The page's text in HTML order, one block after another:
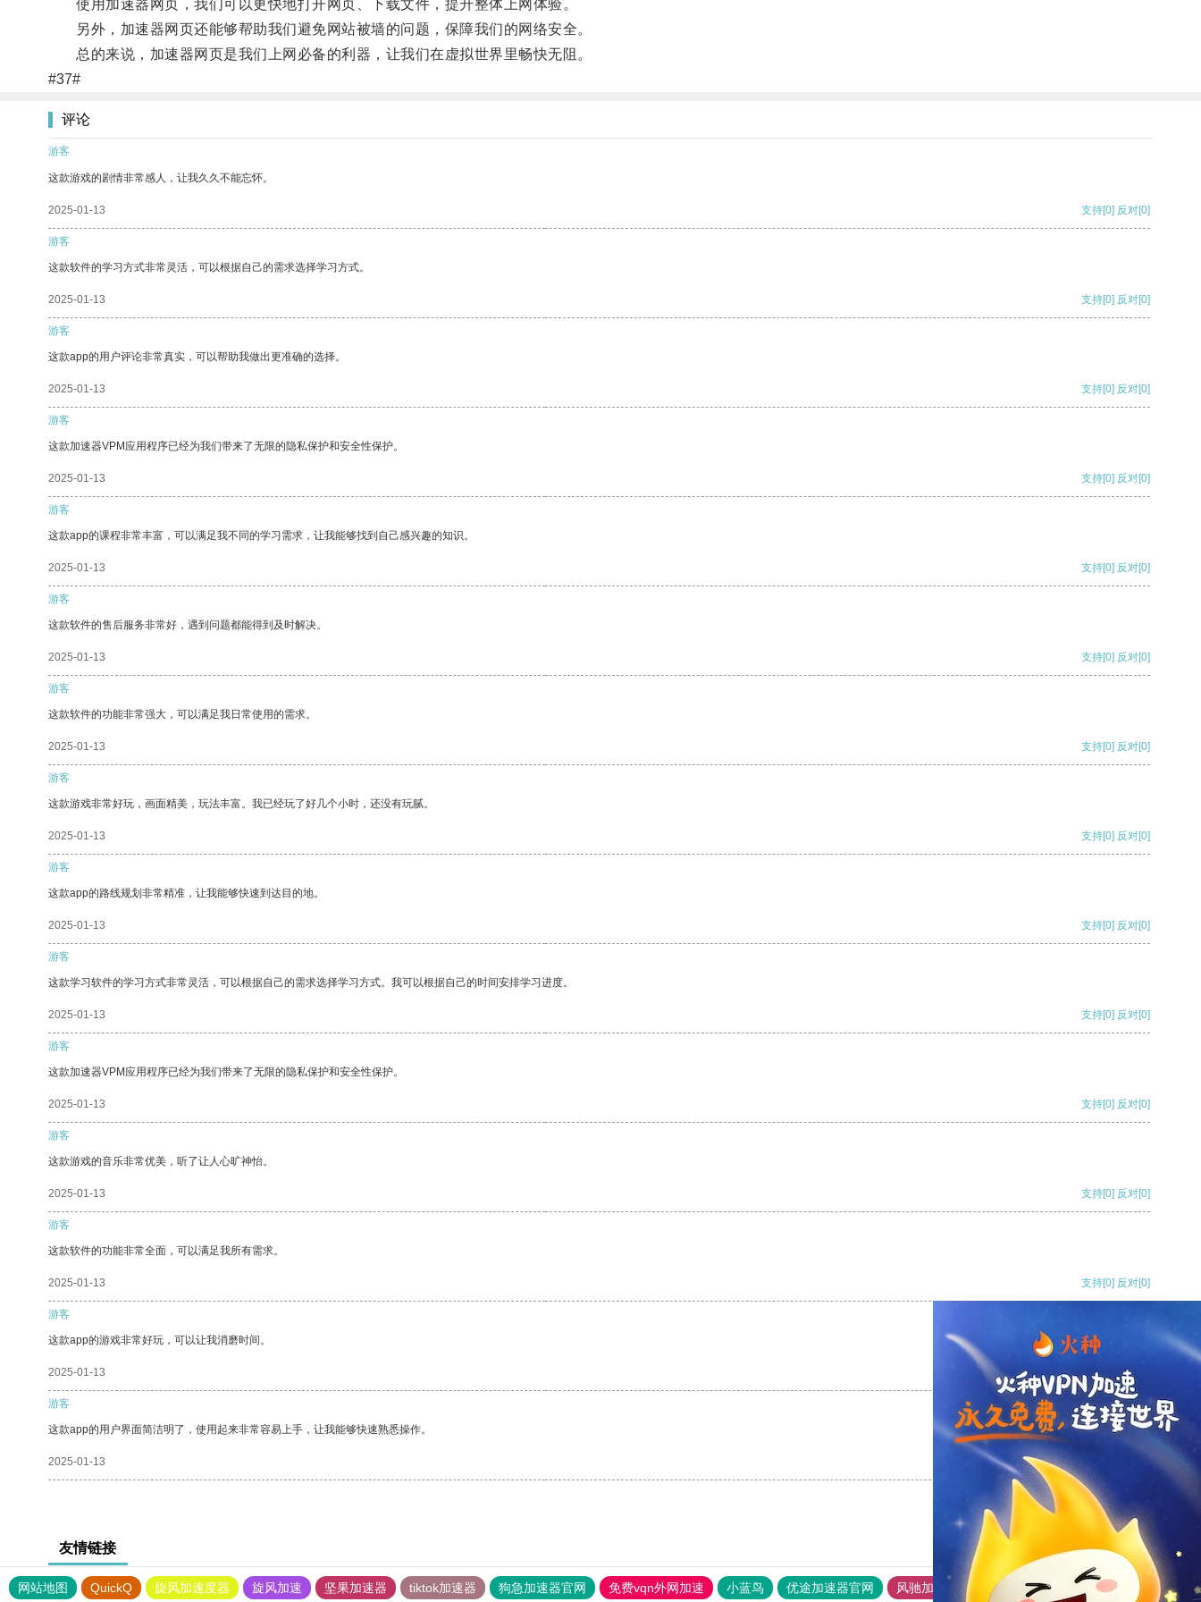
使用加速器网页，我们可以更快地打开网页、下载文件，提升整体上网体验。
另外，加速器网页还能够帮助我们避免网站被墙的问题，保障我们的网络安全。
总的来说，加速器网页是我们上网必备的利器，让我们在虚拟世界里畅快无阻。
#37#
评论
游客
这款游戏的剧情非常感人，让我久久不能忘怀。
2025-01-13 支持[0] 反对[0]
游客
这款软件的学习方式非常灵活，可以根据自己的需求选择学习方式。
2025-01-13 支持[0] 反对[0]
游客
这款app的用户评论非常真实，可以帮助我做出更准确的选择。
2025-01-13 支持[0] 反对[0]
游客
这款加速器VPM应用程序已经为我们带来了无限的隐私保护和安全性保护。
2025-01-13 支持[0] 反对[0]
游客
这款app的课程非常丰富，可以满足我不同的学习需求，让我能够找到自己感兴趣的知识。
2025-01-13 支持[0] 反对[0]
游客
这款软件的售后服务非常好，遇到问题都能得到及时解决。
2025-01-13 支持[0] 反对[0]
游客
这款软件的功能非常强大，可以满足我日常使用的需求。
2025-01-13 支持[0] 反对[0]
游客
这款游戏非常好玩，画面精美，玩法丰富。我已经玩了好几个小时，还没有玩腻。
2025-01-13 支持[0] 反对[0]
游客
这款app的路线规划非常精准，让我能够快速到达目的地。
2025-01-13 支持[0] 反对[0]
游客
这款学习软件的学习方式非常灵活，可以根据自己的需求选择学习方式。我可以根据自己的时间安排学习进度。
2025-01-13 支持[0] 反对[0]
游客
这款加速器VPM应用程序已经为我们带来了无限的隐私保护和安全性保护。
2025-01-13 支持[0] 反对[0]
游客
这款游戏的音乐非常优美，听了让人心旷神怡。
2025-01-13 支持[0] 反对[0]
游客
这款软件的功能非常全面，可以满足我所有需求。
2025-01-13 支持[0] 反对[0]
游客
这款app的游戏非常好玩，可以让我消磨时间。
2025-01-13 支持 反对
游客
这款app的用户界面简洁明了，使用起来非常容易上手，让我能够快速熟悉操作。
2025-01-13
友情链接
网站地图 QuickQ 旋风加速度器 旋风加速 坚果加速器 tiktok加速器 狗急加速器官网 免费vqn外网加速 小蓝鸟 优途加速器官网 风驰加速器 旋风加速器